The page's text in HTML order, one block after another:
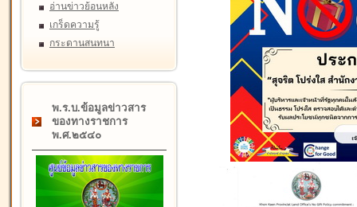
อ่านข่าวย้อนหลัง
เกร็ดความรู้
กระดานสนทนา
พ.ร.บ.ข้อมูลข่าวสาร
ของทางราชการ
พ.ศ.๒๕๔๐